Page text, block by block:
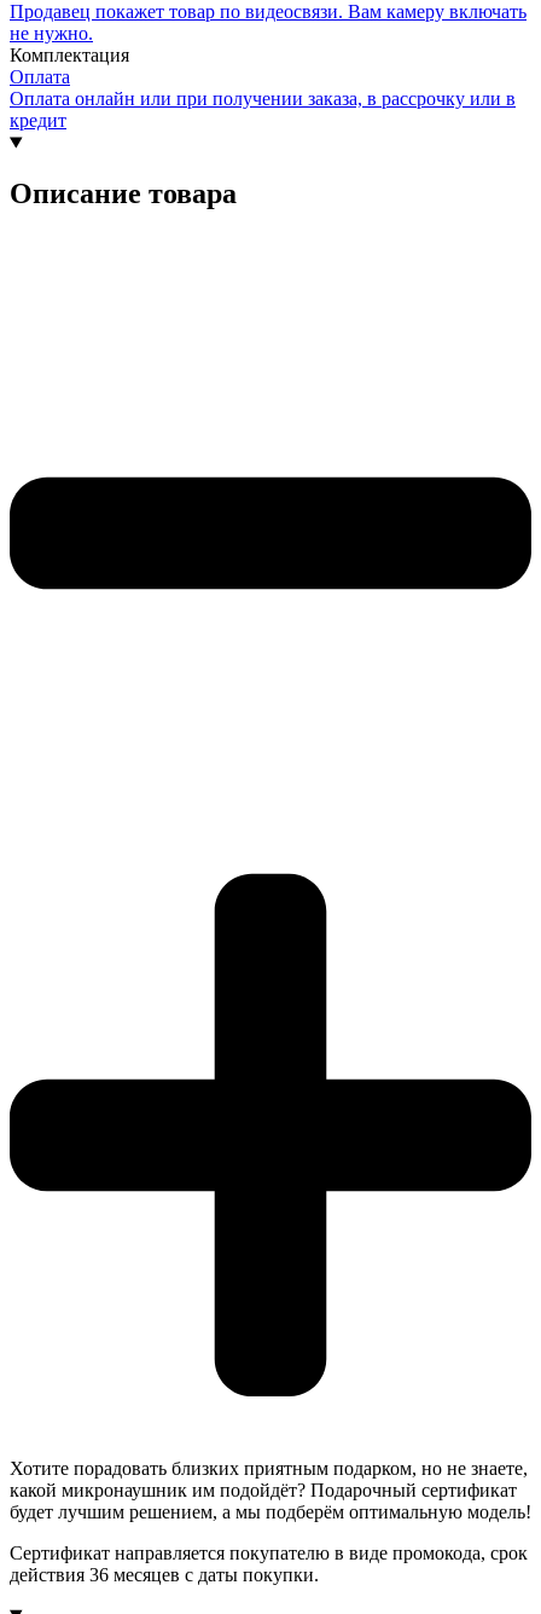
Продавец покажет товар по видеосвязи. Вам камеру включать
не нужно.
Комплектация
Оплата
Оплата онлайн или при получении заказа, в рассрочку или в
кредит
Описание товара
Хотите порадовать близких приятным подарком, но не знаете,
какой микронаушник им подойдёт? Подарочный сертификат
будет лучшим решением, а мы подберём оптимальную модель!
Сертификат направляется покупателю в виде промокода, срок
действия 36 месяцев с даты покупки.